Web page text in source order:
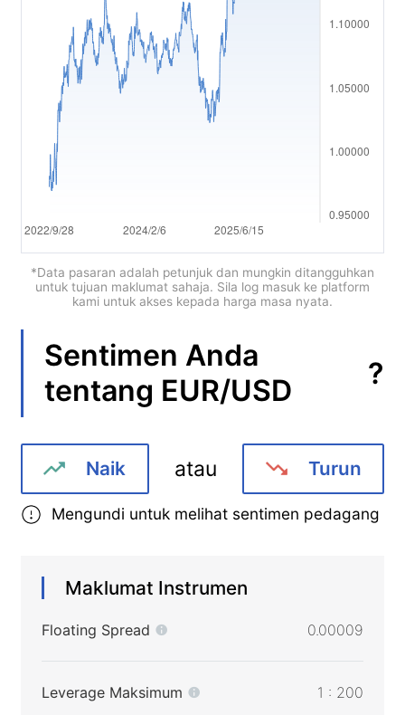
简体中文
繁體中文
한국어
Tiếng việt
Bahasa Indonesia
Bahasa Melayu
*Data pasaran adalah petunjuk dan mungkin ditangguhkan
untuk tujuan maklumat sahaja. Sila log masuk ke platform
kami untuk akses kepada harga masa nyata.
Sentimen Anda
tentang EUR/USD ?
Naik atau Turun
Mengundi untuk melihat sentimen pedagang
Maklumat Instrumen
Floating Spread 0.00009
Leverage Maksimum 1 : 200